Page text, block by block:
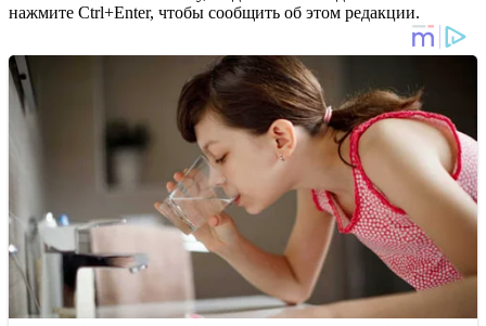
нажмите Ctrl+Enter, чтобы сообщить об этом редакции.